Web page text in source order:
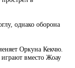
однако оборона
Оркуна Кекчю.
вместо Жоау